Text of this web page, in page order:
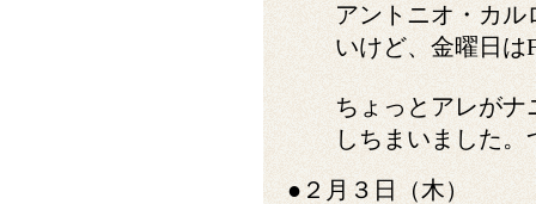
アントニオ・カル
いけど、金曜日は
ちょっとアレが
しちまいました
●２月３日（木）